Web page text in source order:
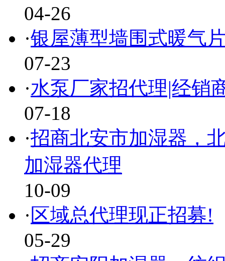
04-26
·银屋薄型墙围式暖气
07-23
·水泵厂家招代理|经销
07-18
·招商北安市加湿器，
加湿器代理
10-09
· 区域总代理现正招募!
05-29